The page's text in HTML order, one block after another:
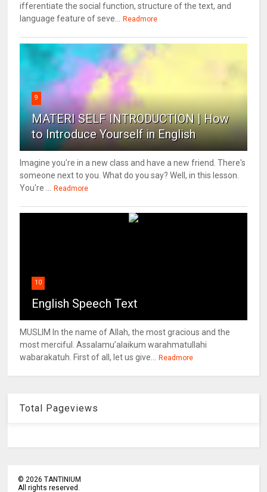
ifferentiate the social function, structure of the text, and
language feature of seve... Readmore
9
MATERI SELF INTRODUCTION | How
to Introduce Yourself in English
Imagine you're in a new class and have a new friend. There's
someone next to you. What do you say? Well, in this lesson.
You're ... Readmore
10
English Speech Text
MUSLIM In the name of Allah, the most gracious and the
most merciful. Assalamu’alaikum warahmatullahi
wabarakatuh. First of all, let us give... Readmore
Total Pageviews
©2026 TANTINIUM
All rights reserved.